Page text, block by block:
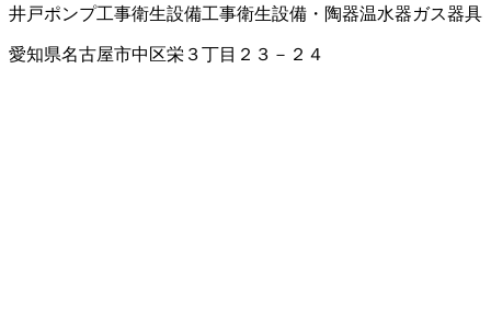
井戸ポンプ工事衛生設備工事衛生設備・陶器温水器ガス器具
愛知県名古屋市中区栄３丁目２３－２４